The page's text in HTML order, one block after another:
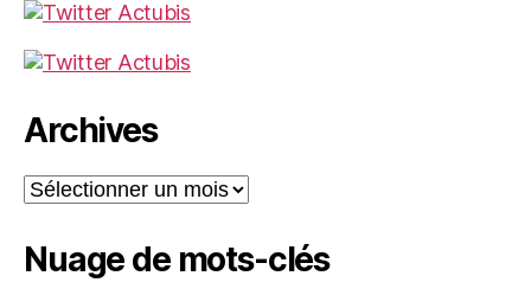
Archives
Archives
Nuage de mots-clés